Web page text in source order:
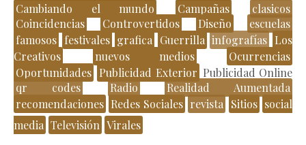
Cambiando el mundo
Campañas
clasicos
Coincidencias
Controvertidos Diseño
escuelas
famosos festivales grafica Guerrilla infografías Los
Creativos
nuevos medios
Ocurrencias
Oportunidades Publicidad Exterior Publicidad Online
qr codes
Radio
Realidad Aumentada
recomendaciones Redes Sociales revista Sitios social
media Televisión Virales